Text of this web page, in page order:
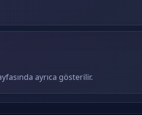
ayrıca gösterilir.